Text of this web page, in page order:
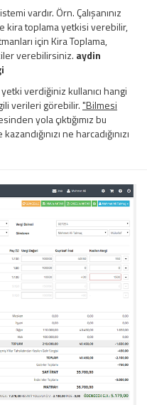
vardır. Örn. Çalışanınız
kira toplama yetkisi verebilir,
için Kira Toplama,
verebilirsiniz. aydin
verdiğiniz kullanıcı hangi
verileri görebilir."Bilmesi
yola çıktığımız bu
ne harcadığınızı